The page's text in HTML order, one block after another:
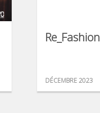
Re_Fashion
DÉCEMBRE 2023